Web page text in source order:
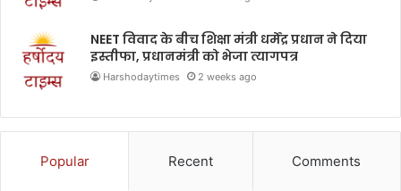
NEET विवाद के बीच शिक्षा मंत्री धर्मेंद्र प्रधान ने दिया
इस्तीफा, प्रधानमंत्री को भेजा त्यागपत्र
Harshodaytimes 2 weeks ago
Popular Recent Comments